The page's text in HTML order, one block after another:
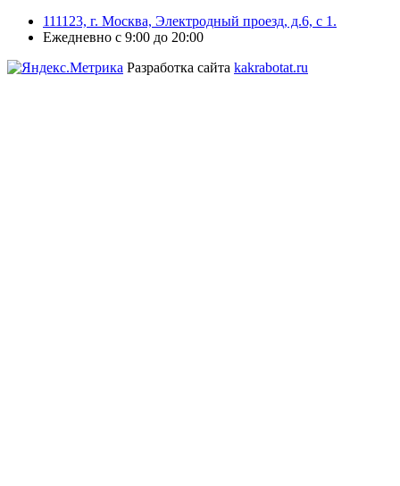
111123, г. Москва, Электродный проезд, д.6, с 1.
Ежедневно с 9:00 до 20:00
Разработка сайта kakrabotat.ru